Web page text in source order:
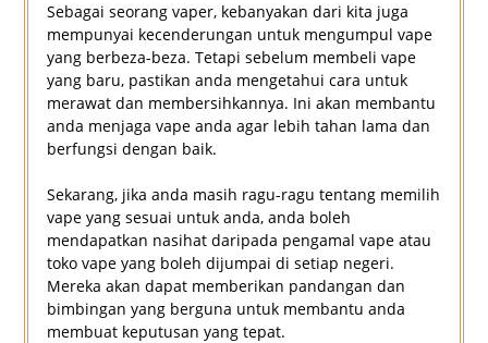
Sebagai seorang vaper, kebanyakan dari kita juga
mempunyai kecenderungan untuk mengumpul vape
yang berbeza-beza. Tetapi sebelum membeli vape
yang baru, pastikan anda mengetahui cara untuk
merawat dan membersihkannya. Ini akan membantu
anda menjaga vape anda agar lebih tahan lama dan
berfungsi dengan baik.
Sekarang, jika anda masih ragu-ragu tentang memilih
vape yang sesuai untuk anda, anda boleh
mendapatkan nasihat daripada pengamal vape atau
toko vape yang boleh dijumpai di setiap negeri.
Mereka akan dapat memberikan pandangan dan
bimbingan yang berguna untuk membantu anda
membuat keputusan yang tepat.